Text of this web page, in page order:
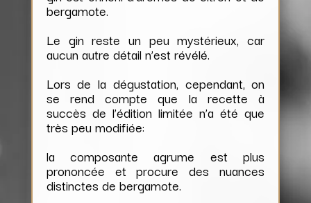
bergamote.
Le gin reste un peu mystérieux, car
aucun autre détail n’est révélé.
Lors de la dégustation, cependant, on
se rend compte que la recette à
succès de l’édition limitée n’a été que
très peu modifiée:
la composante agrume est plus
prononcée et procure des nuances
distinctes de bergamote.